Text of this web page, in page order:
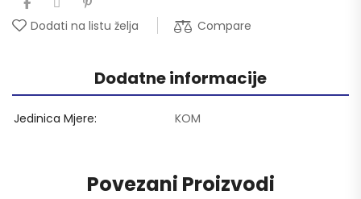
Dodati na listu želja Compare
Dodatne informacije
Jedinica Mjere KOM
Povezani Proizvodi